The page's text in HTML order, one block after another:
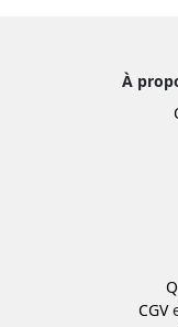
À
CGV